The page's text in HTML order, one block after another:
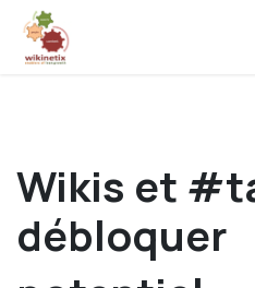
Se rendre au contenu
Wikis et
débloquer